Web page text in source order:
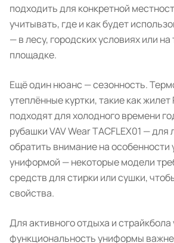
подходить для конкретной
учитывать, где и как будет
— в лесу, городских условиях или
площадке.
Ещё один нюанс — сезонность.
утеплённые куртки, такие как
подходят для холодного времени
рубашки VAV Wear TACFLEX01 — для
обратить внимание на особенности
униформой — некоторые модели
средств для стирки или сушки,
свойства.
Для активного отдыха и страйкбола
функциональность униформы